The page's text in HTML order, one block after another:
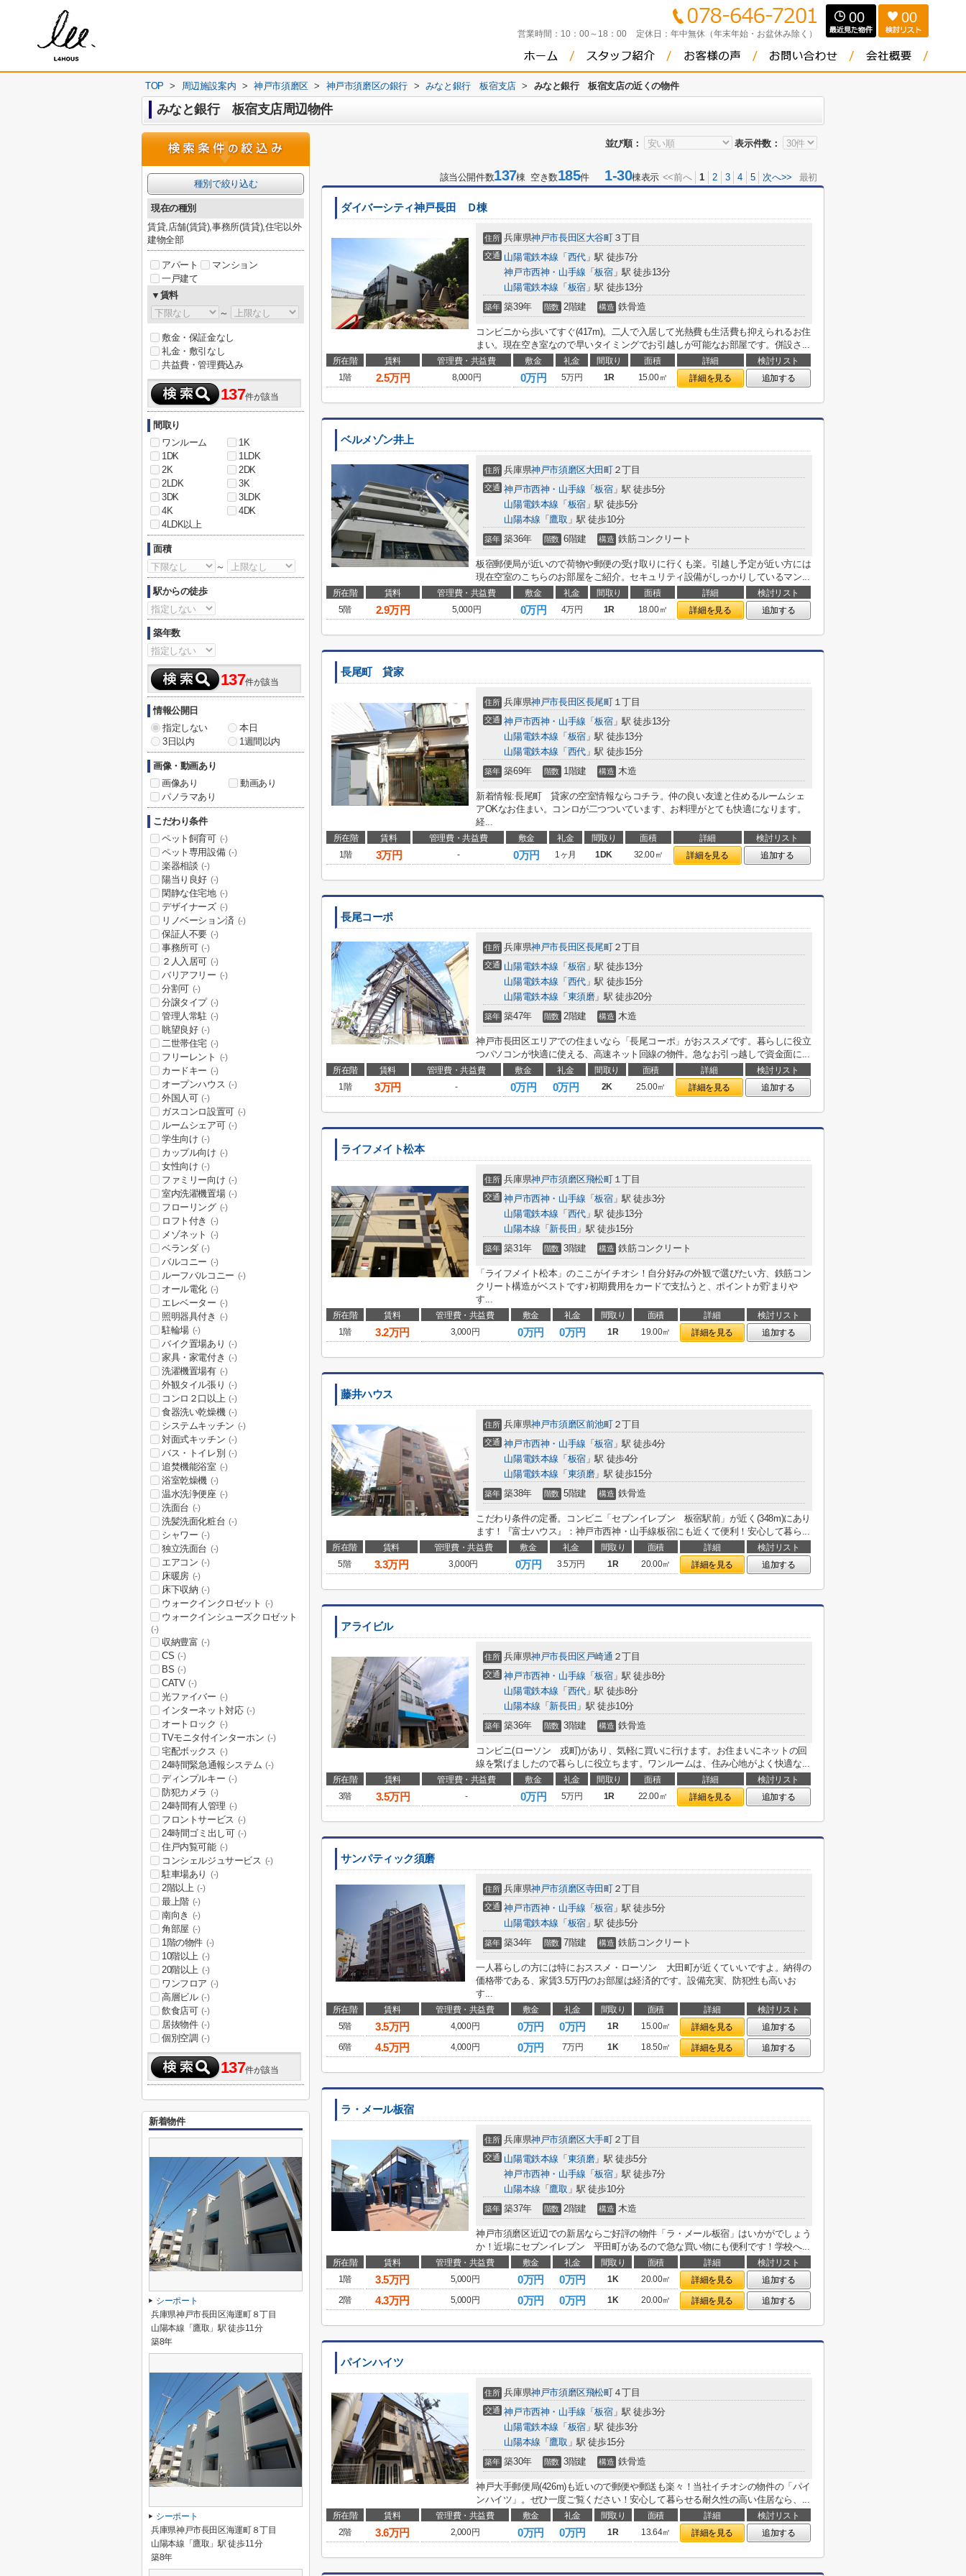
営業時間： 10：00～18：00 定休日： 年中無休（年末年始・お盆休み除く）
00 00
TOP > 周辺施設案内 > 神戸市須磨区 > 神戸市須磨区の銀行 > みなと銀行 板宿支店 > みなと銀行 板宿支店の近くの物件
みなと銀行 板宿支店周辺物件
並び順： 表示件数：
該当公開件数137棟 空き数185件1-30棟表示 <<前へ 1 2 3 4 5 次へ>> 最初
ダイバーシティ神戸長田 Ｄ棟
住所 兵庫県神戸市長田区大谷町３丁目
交通 山陽電鉄本線 「 西代」駅 徒歩7分
神戸市西神・山手線 「板宿」駅 徒歩13分
山陽電鉄本線 「 板宿」駅 徒歩13分
築年 築39年 階数 2階建 構造 鉄骨造
コンビニから歩いてすぐ(417m)。二人で入居して光熱費も生活費も抑えられるお住
まい。現在空き室なので早いタイミングでお引越しが可能なお部屋です。併設さ...
所在階 賃料 管理費・共益費 敷金 礼金 間取り 面積 詳細
検討リスト
1階
2.5万円 8,000円 0万円 5万円 1R 15.00㎡ 詳細を見る 追加する
ベルメゾン井上
住所 兵庫県神戸市須磨区大田町２丁目
交通 神戸市西神・山手線 「板宿」駅 徒歩5分
山陽電鉄本線 「 板宿」駅 徒歩5分
山陽本線 「 鷹取 」駅 徒歩10分
築年 築36年 階数 6階建 構造 鉄筋コンクリート
板宿郵便局が近いので荷物や郵便の受け取りに行くも楽。引越し予定が近い方には
現在空室のこちらのお部屋をご紹介。セキュリティ設備がしっかりしているマン...
所在階 賃料 管理費・共益費 敷金 礼金 間取り 面積 詳細
検討リスト
5階
2.9万円 5,000円 0万円 4万円 1R 18.00㎡ 詳細を見る 追加する
長尾町 貸家
住所 兵庫県神戸市長田区長尾町１丁目
交通 神戸市西神・山手線 「板宿」駅 徒歩13分
山陽電鉄本線 「 板宿」駅 徒歩13分
山陽電鉄本線 「 西代」駅 徒歩15分
築年 築69年 階数 1階建 構造 木造
新着情報:長尾町 貸家の空室情報ならコチラ。仲の良い友達と住めるルームシェ
アOKなお住まい。コンロが二つついています、お料理がとても快適になります。
経...
所在階 賃料 管理費・共益費 敷金 礼金 間取り 面積 詳細
検討リスト
1階
3万円 - 0万円 1ヶ月 1DK 32.00㎡ 詳細を見る 追加する
長尾コーポ
住所 兵庫県神戸市長田区長尾町２丁目
交通 山陽電鉄本線 「 板宿」駅 徒歩13分
山陽電鉄本線 「 西代」駅 徒歩15分
山陽電鉄本線 「 東須磨」駅 徒歩20分
築年 築47年 階数 2階建 構造 木造
神戸市長田区エリアでの住まいなら「長尾コーポ」がおススメです。暮らしに役立
つパソコンが快適に使える、高速ネット回線の物件。急なお引っ越しで資金面に...
所在階 賃料 管理費・共益費 敷金 礼金 間取り 面積 詳細
検討リスト
1階
3万円 - 0万円 0万円 2K 25.00㎡ 詳細を見る 追加する
ライフメイト松本
住所 兵庫県神戸市須磨区飛松町１丁目
交通 神戸市西神・山手線 「板宿」駅 徒歩3分
山陽電鉄本線 「 西代」駅 徒歩13分
山陽本線 「 新長田 」駅 徒歩15分
築年 築31年 階数 3階建 構造 鉄筋コンクリート
「ライフメイト松本」のここがイチオシ！自分好みの外観で選びたい方、鉄筋コン
クリート構造がベストです♪初期費用をカードで支払うと、ポイントが貯まりや
す...
所在階 賃料 管理費・共益費 敷金 礼金 間取り 面積 詳細
検討リスト
1階
3.2万円 3,000円 0万円 0万円 1R 19.00㎡ 詳細を見る 追加する
藤井ハウス
住所 兵庫県神戸市須磨区前池町２丁目
交通 神戸市西神・山手線 「板宿」駅 徒歩4分
山陽電鉄本線 「 板宿」駅 徒歩4分
山陽電鉄本線 「 東須磨」駅 徒歩15分
築年 築38年 階数 5階建 構造 鉄骨造
こだわり条件の定番。コンビニ「セブンイレブン 板宿駅前」が近く(348m)にあり
ます！『富士ハウス』：神戸市西神・山手線板宿にも近くて便利！安心して暮ら...
所在階 賃料 管理費・共益費 敷金 礼金 間取り 面積 詳細
検討リスト
5階
3.3万円 3,000円 0万円 3.5万円 1R 20.00㎡ 詳細を見る 追加する
アライビル
住所 兵庫県神戸市長田区戸崎通 ２丁目
交通 神戸市西神・山手線 「板宿」駅 徒歩8分
山陽電鉄本線 「 西代」駅 徒歩8分
山陽本線 「 新長田 」駅 徒歩10分
築年 築36年 階数 3階建 構造 鉄骨造
コンビニ(ローソン 戎町)があり、気軽に買いに行けます。お住まいにネットの回
線を繋げましたので暮らしに役立ちます。ワンルームは、住み心地がよく快適な...
所在階 賃料 管理費・共益費 敷金 礼金 間取り 面積 詳細
検討リスト
3階
3.5万円 - 0万円 5万円 1R 22.00㎡ 詳細を見る 追加する
サンパティック須磨
住所 兵庫県神戸市須磨区寺田町２丁目
交通 神戸市西神・山手線 「板宿」駅 徒歩5分
山陽電鉄本線 「 板宿」駅 徒歩5分
築年 築34年 階数 7階建 構造 鉄筋コンクリート
一人暮らしの方には特におススメ・ローソン 大田町が近くていいですよ。納得の
価格帯である、家賃3.5万円のお部屋は経済的です。設備充実、防犯性も高いお
す...
所在階 賃料 管理費・共益費 敷金 礼金 間取り 面積 詳細
検討リスト
5階
3.5万円 4,000円 0万円 0万円 1R 15.00㎡ 詳細を見る
追加する
6階
4.5万円 4,000円 0万円 7万円 1K 18.50㎡ 詳細を見る 追加する
ラ・メール板宿
住所 兵庫県神戸市須磨区大手町２丁目
交通 山陽電鉄本線 「 東須磨」駅 徒歩5分
神戸市西神・山手線 「板宿」駅 徒歩7分
山陽本線 「 鷹取 」駅 徒歩10分
築年 築37年 階数 2階建 構造 木造
神戸市須磨区近辺での新居ならご好評の物件「ラ・メール板宿」はいかがでしょう
か！近場にセブンイレブン 平田町があるので急な買い物にも便利です！学校へ...
所在階 賃料 管理費・共益費 敷金 礼金 間取り 面積 詳細
検討リスト
1階
3.5万円 5,000円 0万円 0万円 1K 20.00㎡ 詳細を見る
追加する
2階
4.3万円 5,000円 0万円 0万円 1K 20.00㎡ 詳細を見る 追加する
パインハイツ
住所 兵庫県神戸市須磨区飛松町４丁目
交通 神戸市西神・山手線 「板宿」駅 徒歩3分
山陽電鉄本線 「 板宿」駅 徒歩3分
山陽本線 「 鷹取 」駅 徒歩15分
築年 築30年 階数 3階建 構造 鉄骨造
神戸大手郵便局(426m)も近いので郵便や郵送も楽々！当社イチオシの物件の「パイ
ンハイツ」。ぜひ一度ご覧ください！安心して暮らせる耐久性の高い住居なら、...
所在階 賃料 管理費・共益費 敷金 礼金 間取り 面積 詳細
検討リスト
2階
3.6万円 2,000円 0万円 0万円 1R 13.64㎡ 詳細を見る 追加する
種別で絞り込む
現在の種別
賃貸,店舗(賃貸),事務所(賃貸),住宅以外
建物全部
アパート
マンション
一戸建て
▼賃料
～
敷金・保証金なし
礼金・敷引なし
共益費・管理費込み
137件が該当
間取り
ワンルーム
1K
1DK
1LDK
2K
2DK
2LDK
3K
3DK
3LDK
4K
4DK
4LDK以上
面積
～
駅からの徒歩
築年数
137件が該当
情報公開日
指定しない
本日
3日以内
1週間以内
画像・動画あり
画像あり
動画あり
パノラマあり
こだわり条件
ペット飼育可 (-)
ペット専用設備 (-)
楽器相談 (-)
陽当り良好 (-)
閑静な住宅地 (-)
デザイナーズ (-)
リノベーション済 (-)
保証人不要 (-)
事務所可 (-)
２人入居可 (-)
バリアフリー (-)
分割可 (-)
分譲タイプ (-)
管理人常駐 (-)
眺望良好 (-)
二世帯住宅 (-)
フリーレント (-)
カードキー (-)
オープンハウス (-)
外国人可 (-)
ガスコンロ設置可 (-)
ルームシェア可 (-)
学生向け (-)
カップル向け (-)
女性向け (-)
ファミリー向け (-)
室内洗濯機置場 (-)
フローリング (-)
ロフト付き (-)
メゾネット (-)
ベランダ (-)
バルコニー (-)
ルーフバルコニー (-)
オール電化 (-)
エレベーター (-)
照明器具付き (-)
駐輪場 (-)
バイク置場あり (-)
家具・家電付き (-)
洗濯機置場有 (-)
外観タイル張り (-)
コンロ２口以上 (-)
食器洗い乾燥機 (-)
システムキッチン (-)
対面式キッチン (-)
バス・トイレ別 (-)
追焚機能浴室 (-)
浴室乾燥機 (-)
温水洗浄便座 (-)
洗面台 (-)
洗髪洗面化粧台 (-)
シャワー (-)
独立洗面台 (-)
エアコン (-)
床暖房 (-)
床下収納 (-)
ウォークインクロゼット (-)
ウォークインシューズクロゼット
(-)
収納豊富 (-)
CS (-)
BS (-)
CATV (-)
光ファイバー (-)
インターネット対応 (-)
オートロック (-)
TVモニタ付インターホン (-)
宅配ボックス (-)
24時間緊急通報システム (-)
ディンプルキー (-)
防犯カメラ (-)
24時間有人管理 (-)
フロントサービス (-)
24時間ゴミ出し可 (-)
住戸内覧可能 (-)
コンシェルジュサービス (-)
駐車場あり (-)
2階以上 (-)
最上階 (-)
南向き (-)
角部屋 (-)
1階の物件 (-)
10階以上 (-)
20階以上 (-)
ワンフロア (-)
高層ビル (-)
飲食店可 (-)
居抜物件 (-)
個別空調 (-)
137件が該当
新着物件
シーポート
兵庫県神戸市長田区海運町８丁目
山陽本線「鷹取」駅 徒歩11分
築8年
シーポート
兵庫県神戸市長田区海運町８丁目
山陽本線「鷹取」駅 徒歩11分
築8年